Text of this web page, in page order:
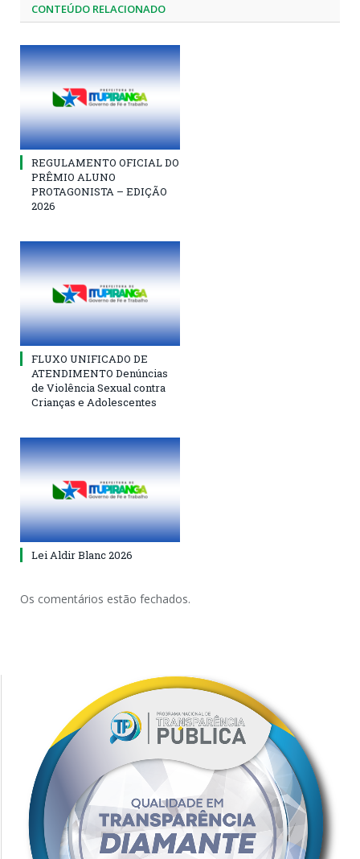
CONTEÚDO RELACIONADO
REGULAMENTO OFICIAL DO
PRÊMIO ALUNO
PROTAGONISTA – EDIÇÃO
2026
FLUXO UNIFICADO DE
ATENDIMENTO Denúncias
de Violência Sexual contra
Crianças e Adolescentes
Lei Aldir Blanc 2026
Os comentários estão fechados.